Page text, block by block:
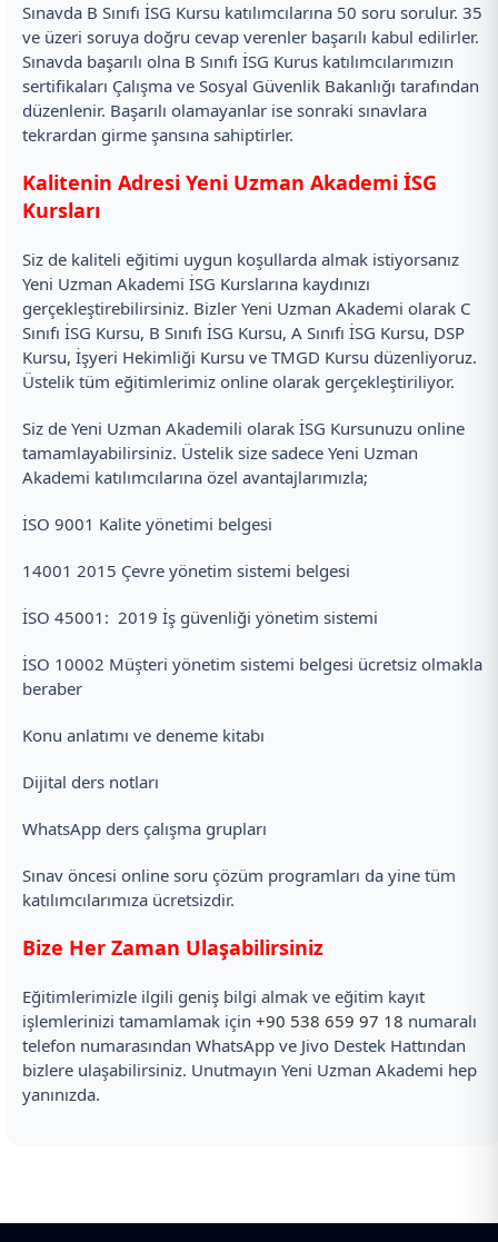
Sınavda B Sınıfı İSG Kursu katılımcılarına 50 soru sorulur. 35
ve üzeri soruya doğru cevap verenler başarılı kabul edilirler.
Sınavda başarılı olna B Sınıfı İSG Kurus katılımcılarımızın
sertifikaları Çalışma ve Sosyal Güvenlik Bakanlığı tarafından
düzenlenir. Başarılı olamayanlar ise sonraki sınavlara
tekrardan girme şansına sahiptirler.
Kalitenin Adresi Yeni Uzman Akademi İSG
Kursları
Siz de kaliteli eğitimi uygun koşullarda almak istiyorsanız
Yeni Uzman Akademi İSG Kurslarına kaydınızı
gerçekleştirebilirsiniz. Bizler Yeni Uzman Akademi olarak C
Sınıfı İSG Kursu, B Sınıfı İSG Kursu, A Sınıfı İSG Kursu, DSP
Kursu, İşyeri Hekimliği Kursu ve TMGD Kursu düzenliyoruz.
Üstelik tüm eğitimlerimiz online olarak gerçekleştiriliyor.
Siz de Yeni Uzman Akademili olarak İSG Kursunuzu online
tamamlayabilirsiniz. Üstelik size sadece Yeni Uzman
Akademi katılımcılarına özel avantajlarımızla;
İSO 9001 Kalite yönetimi belgesi
14001 2015 Çevre yönetim sistemi belgesi
İSO 45001: 2019 İş güvenliği yönetim sistemi
İSO 10002 Müşteri yönetim sistemi belgesi ücretsiz olmakla
beraber
Konu anlatımı ve deneme kitabı
Dijital ders notları
WhatsApp ders çalışma grupları
Sınav öncesi online soru çözüm programları da yine tüm
katılımcılarımıza ücretsizdir.
Bize Her Zaman Ulaşabilirsiniz
Eğitimlerimizle ilgili geniş bilgi almak ve eğitim kayıt
işlemlerinizi tamamlamak için +90 538 659 97 18 numaralı
telefon numarasından WhatsApp ve Jivo Destek Hattından
bizlere ulaşabilirsiniz. Unutmayın Yeni Uzman Akademi hep
yanınızda.